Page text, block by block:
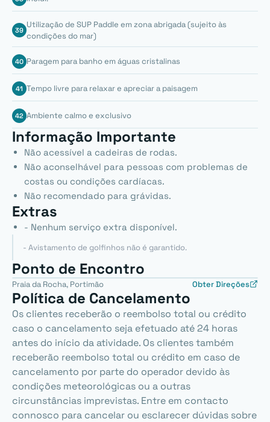
Utilização de SUP Paddle em zona abrigada (sujeito às
condições do mar)
Paragem para banho em águas cristalinas
Tempo livre para relaxar e apreciar a paisagem
Ambiente calmo e exclusivo
Informação Importante
Não acessível a cadeiras de rodas.
Não aconselhável para pessoas com problemas de
costas ou condições cardíacas.
Não recomendado para grávidas.
Extras
- Nenhum serviço extra disponível.
- Avistamento de golfinhos não é garantido.
Ponto de Encontro
Praia da Rocha, Portimão Obter Direções
Política de Cancelamento
Os clientes receberão o reembolso total ou crédito
caso o cancelamento seja efetuado até 24 horas
antes do início da atividade. Os clientes também
receberão reembolso total ou crédito em caso de
cancelamento por parte do operador devido às
condições meteorológicas ou a outras
circunstâncias imprevistas. Entre em contacto
connosco para cancelar ou esclarecer dúvidas sobre